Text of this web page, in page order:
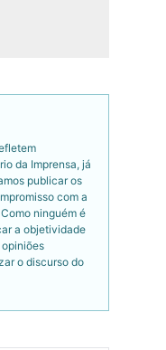
da Imprensa, já
publicar os
com a
ninguém é
a objetividade
o discurso do